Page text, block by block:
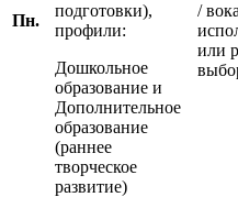
Пн.
подготовки),
профили:
Дошкольное
образование и
Дополнительное
образование
(раннее
творческое
развитие)
/
или